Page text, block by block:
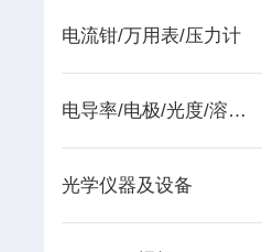
电流钳/万用表/压力计
电导率/电极/光度/溶解氧
光学仪器及设备